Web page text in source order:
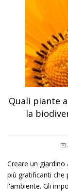
Quali piante
la
Creare un
più gratificanti che
l'ambiente. Gli